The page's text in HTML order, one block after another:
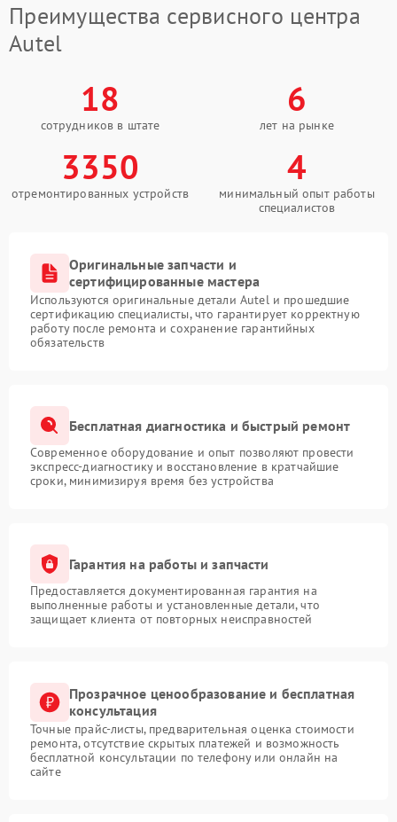
Преимущества сервисного центра
Autel
18
сотрудников в штате
6
лет на рынке
3350
отремонтированных устройств
4
минимальный опыт работы
специалистов
Оригинальные запчасти и
сертифицированные мастера
Используются оригинальные детали Autel и прошедшие
сертификацию специалисты, что гарантирует корректную
работу после ремонта и сохранение гарантийных
обязательств
Бесплатная диагностика и быстрый ремонт
Современное оборудование и опыт позволяют провести
экспресс-диагностику и восстановление в кратчайшие
сроки, минимизируя время без устройства
Гарантия на работы и запчасти
Предоставляется документированная гарантия на
выполненные работы и установленные детали, что
защищает клиента от повторных неисправностей
Прозрачное ценообразование и бесплатная
консультация
Точные прайс-листы, предварительная оценка стоимости
ремонта, отсутствие скрытых платежей и возможность
бесплатной консультации по телефону или онлайн на
сайте